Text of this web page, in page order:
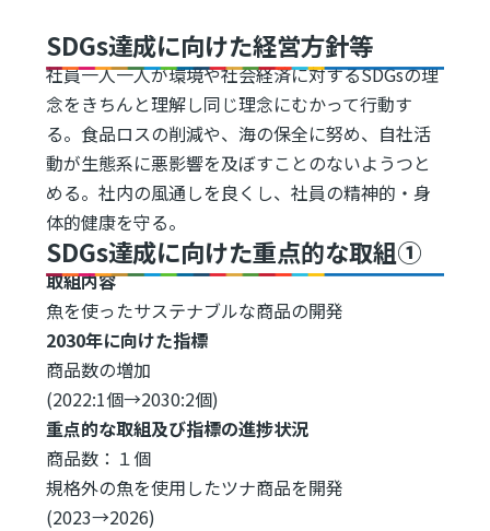
SDGs達成に向けた経営方針等
社員一人一人が環境や社会経済に対するSDGsの理
念をきちんと理解し同じ理念にむかって行動す
る。食品ロスの削減や、海の保全に努め、自社活
動が生態系に悪影響を及ぼすことのないようつと
める。社内の風通しを良くし、社員の精神的・身
体的健康を守る。
SDGs達成に向けた重点的な取組①
取組内容
魚を使ったサステナブルな商品の開発
2030年に向けた指標
商品数の増加
(2022:1個→2030:2個)
重点的な取組及び指標の進捗状況
商品数：１個
規格外の魚を使用したツナ商品を開発
(2023→2026)